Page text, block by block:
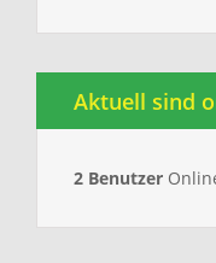
Aktuell sind
2 Benutzer